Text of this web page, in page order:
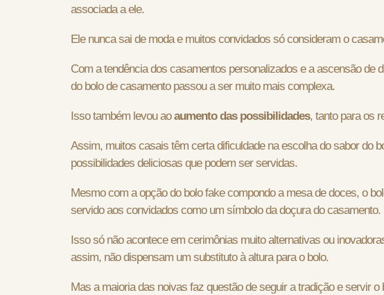
associada a ele.
Ele nunca sai de moda e muitos convidados só consideram o
Com a tendência dos casamentos personalizados e a ascensão de
do bolo de casamento passou a ser muito mais complexa.
Isso também levou aoaumento das possibilidades, tanto para os
Assim, muitos casais têm certa dificuldade na escolha do sabor do
possibilidades deliciosas que podem ser servidas.
Mesmo com a opção do bolo fake compondo amesa de doces, o
servido aos convidados como um símbolo da doçura do casamento.
Isso só não acontece em cerimônias muito alternativas ou
assim, não dispensam um substituto à altura para o bolo.
Mas a maioria das noivas faz questão de seguir a tradição e servir